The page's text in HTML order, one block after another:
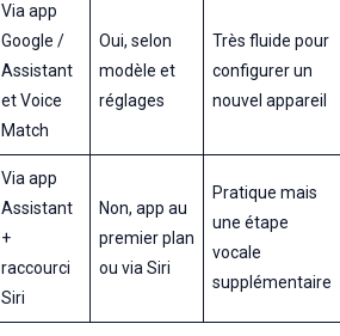
Via app
Google /
Assistant
et Voice
Match
Oui, selon
modèle et
réglages
Très fluide pour
configurer un
nouvel appareil
Via app
Assistant
+
raccourci
Siri
Non, app au
premier plan
ou via Siri
Pratique mais
une étape
vocale
supplémentaire